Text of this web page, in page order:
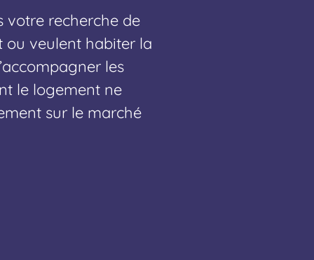
votre recherche de
ou veulent habiter la
les
le logement ne
sur le marché